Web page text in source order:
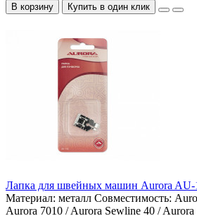
В корзину Купить в один клик
Лапка для швейных машин Aurora AU-
Материал: металл Совместимость:
Aurora 7010 / Aurora Sewline 40 /